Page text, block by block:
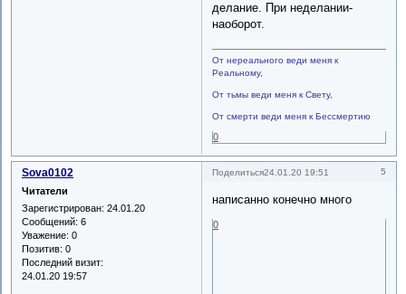
делание. При неделании-
наоборот.
От нереального веди меня к
Реальному,
От тьмы веди меня к Свету,
От смерти веди меня к Бессмертию
0
Поделиться 5
24.01.20 19:51
Sova0102
Читатели
Зарегистрирован: 24.01.20
Сообщений: 6
Уважение: 0
Позитив: 0
Последний визит:
24.01.20 19:57
написанно конечно много
0